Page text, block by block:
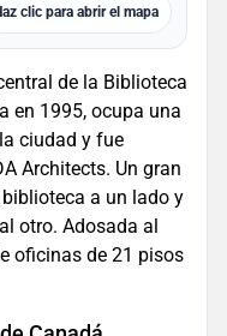
clic para abrir el mapa
de la Biblioteca
en 1995, ocupa una
ciudad y fue
Architects. Un gran
a un lado y
otro. Adosada al
oficinas de 21 pisos